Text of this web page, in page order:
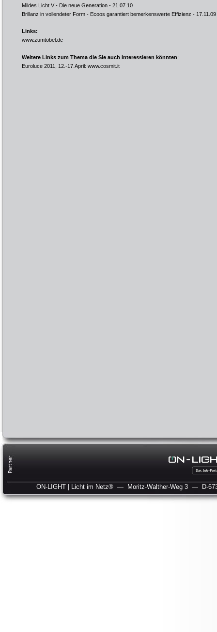
Mildes Licht V - Die neue Generation - 21.07.10
Brillanz in vollendeter Form - Ecoos garantiert bemerkenswerte Effizienz - 17.11.09
Links:
www.zumtobel.de
Weitere Links zum Thema die Sie auch interessieren könnten:
Euroluce 2011, 12.-17.April: www.cosmit.it
ON-LIGHT | Licht im Netz® — Moritz-Walther-Weg 3 — D-